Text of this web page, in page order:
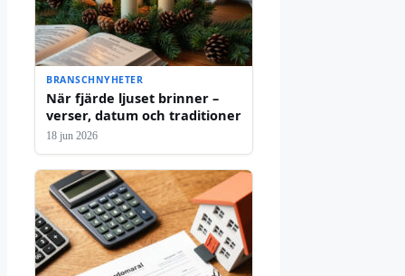
BRANSCHNYHETER
När fjärde ljuset brinner –
verser, datum och traditioner
18 jun 2026